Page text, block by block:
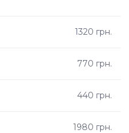
1320 грн.
770 грн.
440 грн.
1980 грн.